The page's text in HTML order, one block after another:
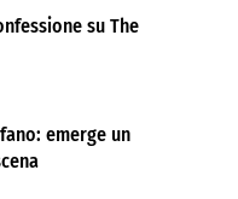
su The
emerge un